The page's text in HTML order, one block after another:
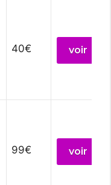
40€ voir
99€ voir